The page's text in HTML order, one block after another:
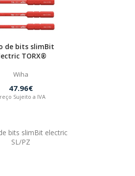
de bits slimBit
TORX®
Wiha
47.96€
Sujeito a IVA